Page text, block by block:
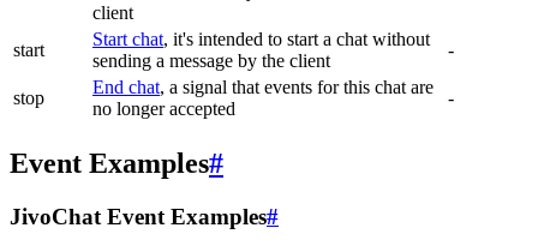
client
start
Start chat, it's intended to start a chat without
sending a message by the client
-
stop
End chat, a signal that events for this chat are
no longer accepted
-
Event Examples#
JivoChat Event Examples#